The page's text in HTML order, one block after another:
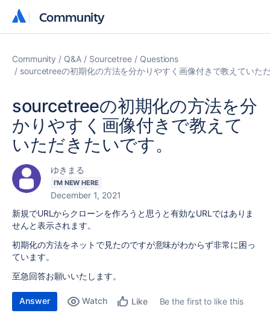
Community
Community
Community Q&A Sourcetree
Questions
sourcetreeの初期化の方法を分かりやすく画像付きで教えていた
sourcetreeの初期化の方法を分
かりやすく画像付きで教えて
いただきたいです。
ゆきまる
I'M NEW HERE
December 1, 2021
新規でURLからクローンを作ろうと思うと有効なURLではありま
せんと表示されます。
初期化の方法をネットで見たのですが意味がわからず非常に困っ
ています。
至急回答お願いいたします。
Answer Watch Like
Be the first to like this